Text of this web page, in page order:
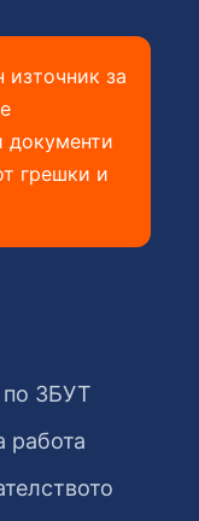
източник за
документи
грешки и
по ЗБУТ
работа